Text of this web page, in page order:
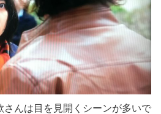
さんは目を見開くシーンが多いで